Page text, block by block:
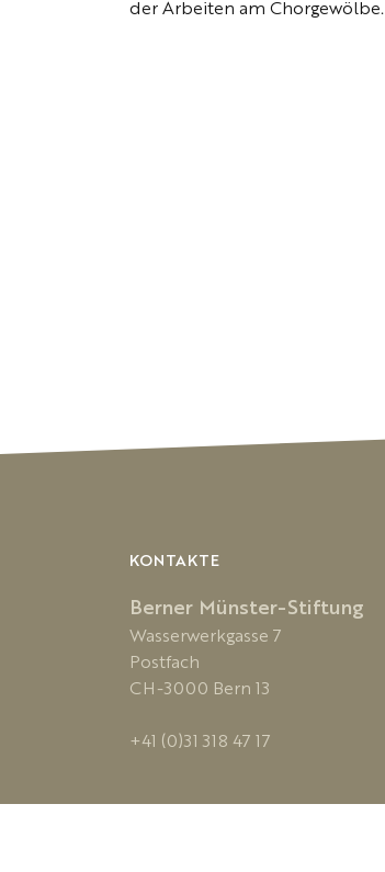
der Arbeiten am Chorgewölbe.
KONTAKTE
Berner Münster-Stiftung
Wasserwerkgasse 7
Postfach
CH-3000 Bern 13
+41 (0)31 318 47 17